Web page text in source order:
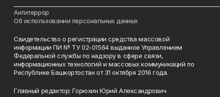
Антитеррор
Об использовании персональных данных
Свидетельство о регистрации средства массовой
информации ПИ № ТУ 02-01564 выданное Управлением
Федеральной службы по надзору в сфере связи,
информационных технологий и массовых коммуникаций по
Республике Башкортостан от 31 октября 2016 года.
Главный редактор: Горюхин Юрий Александрович